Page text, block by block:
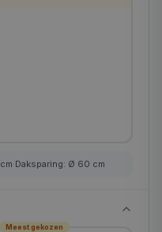
cm·Daksparing: Ø 60 cm
Meest gekozen